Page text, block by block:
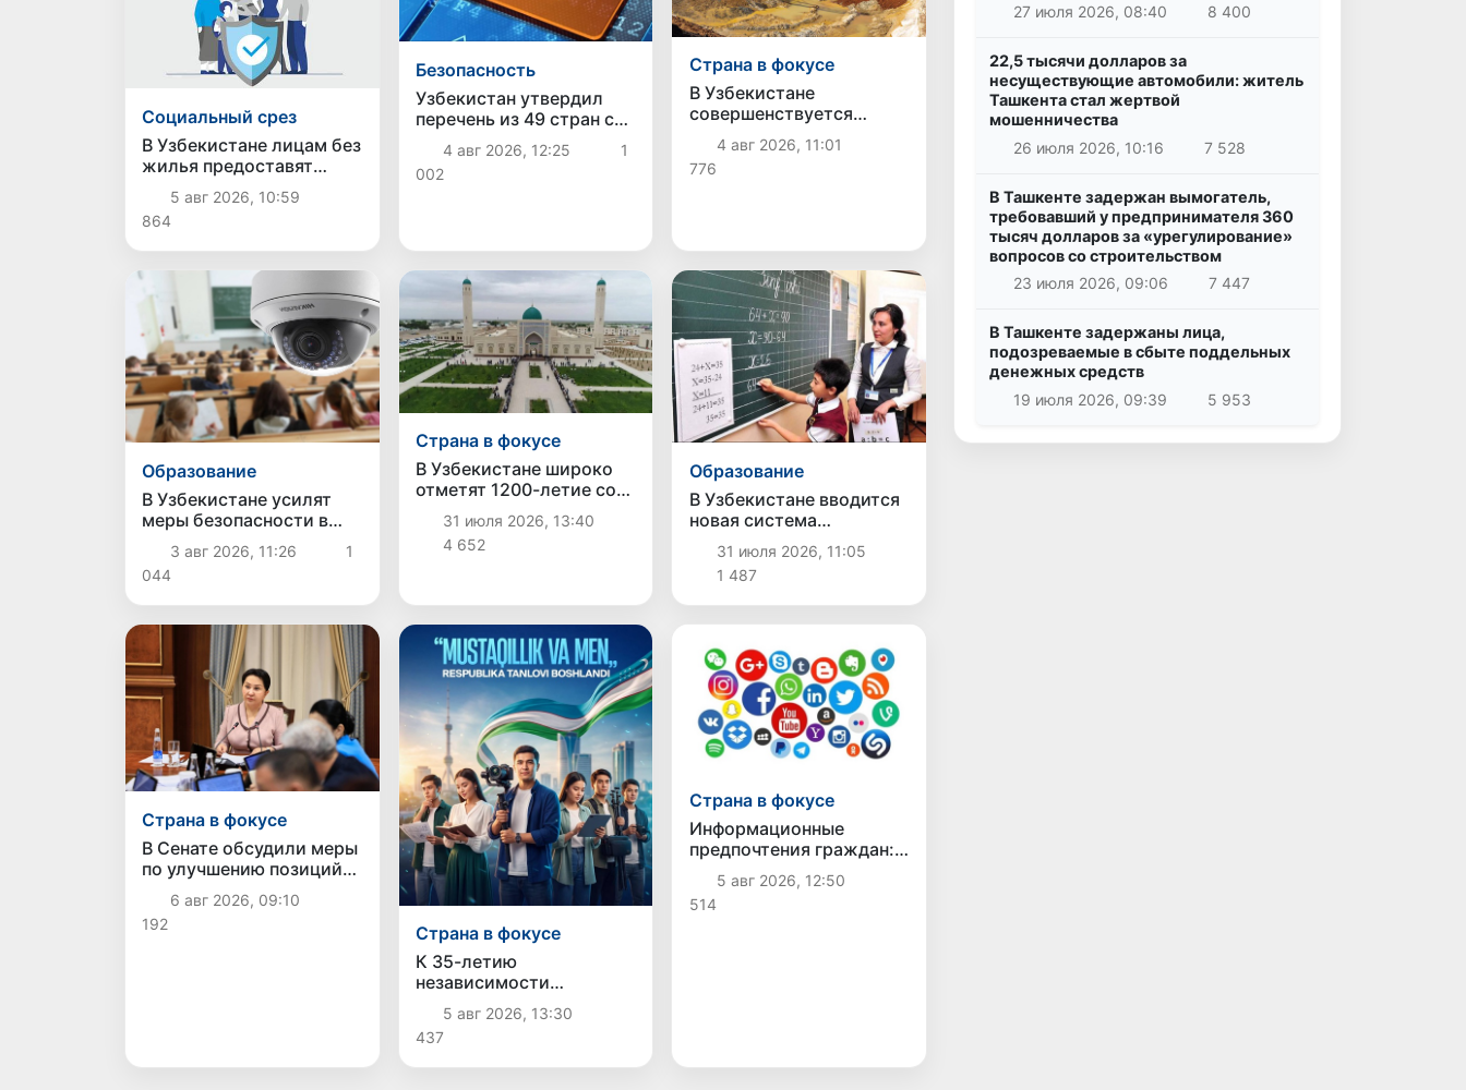
Социальный срез
В Узбекистане лицам без
жилья предоставят
временный приют,
социальную помощь и
возможность
трудоустройства
5 авг 2026, 10:59
864
Безопасность
Узбекистан утвердил
перечень из 49 стран с
равноценной защитой
персональных данных
4 авг 2026, 12:25
1
002
Страна в фокусе
В Узбекистане
совершенствуется
порядок предоставления
права пользования
недрами
4 авг 2026, 11:01
776
Образование
В Узбекистане усилят
меры безопасности в
школах и вузах
3 авг 2026, 11:26
1
044
Страна в фокусе
В Узбекистане широко
отметят 1200-летие со
дня рождения Хакима
Термизи
31 июля 2026, 13:40
4 652
Образование
В Узбекистане вводится
новая система
сертификации учителей:
предусмотрены новые
уровни оценки знаний и
премии
31 июля 2026, 11:05
1 487
Страна в фокусе
В Сенате обсудили меры
по улучшению позиций
Узбекистана в
международных
рейтингах и индексах
6 авг 2026, 09:10
192
Страна в фокусе
К 35-летию
независимости
Узбекистана объявлен
творческий конкурс
среди молодежи
5 авг 2026, 13:30
437
Страна в фокусе
Информационные
предпочтения граждан:
молодежь выбирает
социальные сети, а
старшее поколение -
5 авг 2026, 12:50
514
27 июля 2026, 08:40
8 400
22,5 тысячи долларов за
несуществующие автомобили: житель
Ташкента стал жертвой
мошенничества
26 июля 2026, 10:16
7 528
В Ташкенте задержан вымогатель,
требовавший у предпринимателя 360
тысяч долларов за «урегулирование»
вопросов со строительством
23 июля 2026, 09:06
7 447
В Ташкенте задержаны лица,
подозреваемые в сбыте поддельных
денежных средств
19 июля 2026, 09:39
5 953